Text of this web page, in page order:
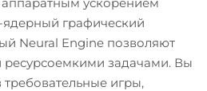
ядерный графический
Neural Engine позволяют
ресурсоемкими задачами. Вы
требовательные игры,